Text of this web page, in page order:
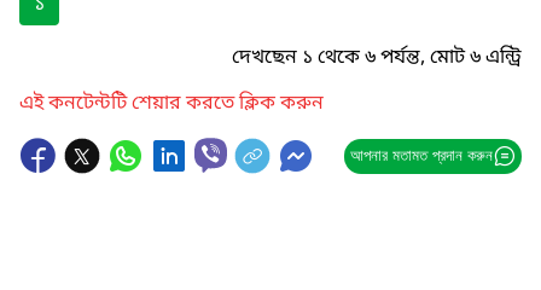
দেখছেন ১ থেকে ৬ পর্যন্ত, মোট ৬ এন্ট্রি
এই কনটেন্টটি শেয়ার করতে ক্লিক করুন
আপনার মতামত প্রদান করুন